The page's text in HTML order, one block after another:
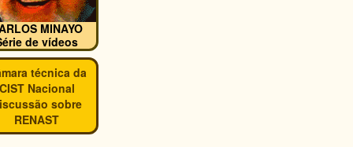
MINAYO
de vídeos
técnica da
CIST Nacional
sobre
RENAST